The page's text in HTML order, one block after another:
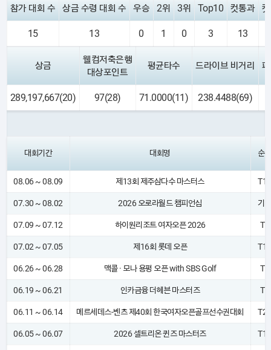
참가 대회 수 상금 수령 대회 수 우승 2위 3위 Top10 컷통과
15 13 0 1 0 3 13
상금
웰컴저축은행
대상포인트
평균타수 드라이브 비거리
289,197,667(20) 97(28) 71.0000(11) 238.4488(69)
대회기간 대회명 순위
08.06 ~ 08.09 제13회 제주삼다수 마스터스 T13
07.30 ~ 08.02 2026 오로라월드 챔피언십 기권
07.09 ~ 07.12 하이원리조트 여자오픈 2026 T2
07.02 ~ 07.05 제16회 롯데 오픈 T17
06.26 ~ 06.28 맥콜 · 모나 용평 오픈 with SBS Golf T4
06.19 ~ 06.21 인카금융 더헤븐 마스터즈 T4
06.11 ~ 06.14 메르세데스-벤츠 제40회 한국여자오픈골프선수권대회 T22
06.05 ~ 06.07 2026 셀트리온 퀸즈 마스터즈 T14